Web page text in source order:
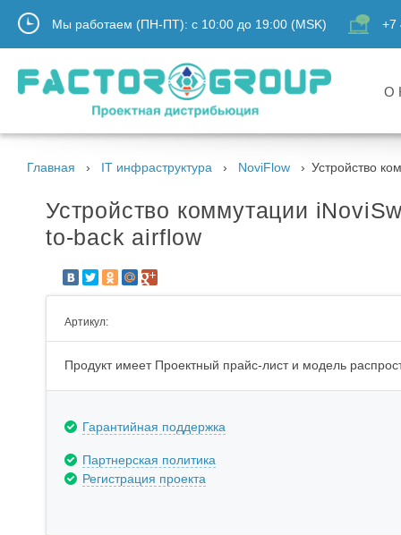
Мы работаем (ПН-ПТ): с 10:00 до 19:00 (MSK) +7
О
Главная IT инфраструктура NoviFlow Устройство
Устройство коммутации
to-back airflow
Артикул:
Продукт имеет Проектный прайс-лист и модель
Гарантийная поддержка
Партнерская политика
Регистрация проекта